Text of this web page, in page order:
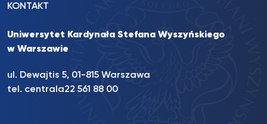
KONTAKT
Uniwersytet Kardynała Stefana Wyszyńskiego
w Warszawie
ul. Dewajtis 5, 01-815 Warszawa
tel. centrala22 561 88 00